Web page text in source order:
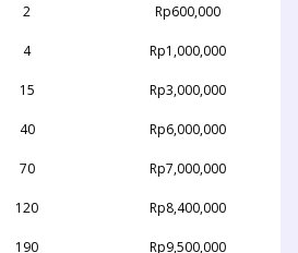
2 Rp600,000
4 Rp1,000,000
15 Rp3,000,000
40 Rp6,000,000
70 Rp7,000,000
120 Rp8,400,000
190 Rp9,500,000